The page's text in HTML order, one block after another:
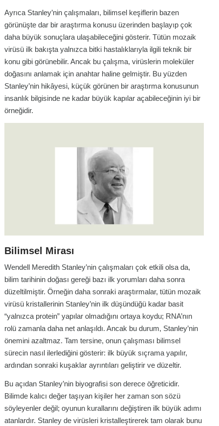
Ayrıca Stanley’nin çalışmaları, bilimsel keşiflerin bazen
görünüşte dar bir araştırma konusu üzerinden başlayıp çok
daha büyük sonuçlara ulaşabileceğini gösterir. Tütün mozaik
virüsü ilk bakışta yalnızca bitki hastalıklarıyla ilgili teknik bir
konu gibi görünebilir. Ancak bu çalışma, virüslerin moleküler
doğasını anlamak için anahtar haline gelmiştir. Bu yüzden
Stanley’nin hikâyesi, küçük görünen bir araştırma konusunun
insanlık bilgisinde ne kadar büyük kapılar açabileceğinin iyi bir
örneğidir.
Bilimsel Mirası
Wendell Meredith Stanley’nin çalışmaları çok etkili olsa da,
bilim tarihinin doğası gereği bazı ilk yorumları daha sonra
düzeltilmiştir. Örneğin daha sonraki araştırmalar, tütün mozaik
virüsü kristallerinin Stanley’nin ilk düşündüğü kadar basit
“yalnızca protein” yapılar olmadığını ortaya koydu; RNA’nın
rolü zamanla daha net anlaşıldı. Ancak bu durum, Stanley’nin
önemini azaltmaz. Tam tersine, onun çalışması bilimsel
sürecin nasıl ilerlediğini gösterir: ilk büyük sıçrama yapılır,
ardından sonraki kuşaklar ayrıntıları geliştirir ve düzeltir.
Bu açıdan Stanley’nin biyografisi son derece öğreticidir.
Bilimde kalıcı değer taşıyan kişiler her zaman son sözü
söyleyenler değil; oyunun kurallarını değiştiren ilk büyük adımı
atanlardır. Stanley de virüsleri kristalleştirerek tam olarak bunu